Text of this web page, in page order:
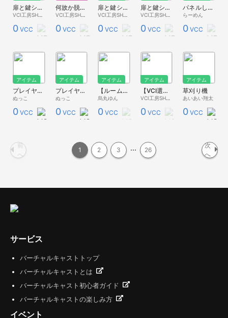
扉と鍵シリーズ②β『ちゃんとした牢屋』ver.5.00
0 VCC
何故か脱獄されまくる牢屋ver.4.00
VCI工房SHOP
0 VCC
扉と鍵シリーズ②『牢屋の扉』ver.5.00
0 VCC
扉と鍵シリーズ①『玄関の扉』ver.5.00
VCI工房SHOP
0 VCC
パネルしりとり
らーめん
0 VCC
アイテム
プレイヤーボード
ぬっこ
0 VCC
アイテム
プレイヤー位置表示窓
ぬっこ
0 VCC
アイテム
【ルーム用ミニゲーム】パネルチョイス
烏丸ゆん
0 VCC
アイテム
【VCI選手権①】キャプテン・師匠
VCI工房SHOP
0 VCC
アイテム
草刈り機
あいあい翔太
0 VCC
前
へ
1 2 3 26
次
へ
サービス
バーチャルキャストトップ
バーチャルキャストとは
バーチャルキャスト初心者ガイド
バーチャルキャストの楽しみ方
イベント